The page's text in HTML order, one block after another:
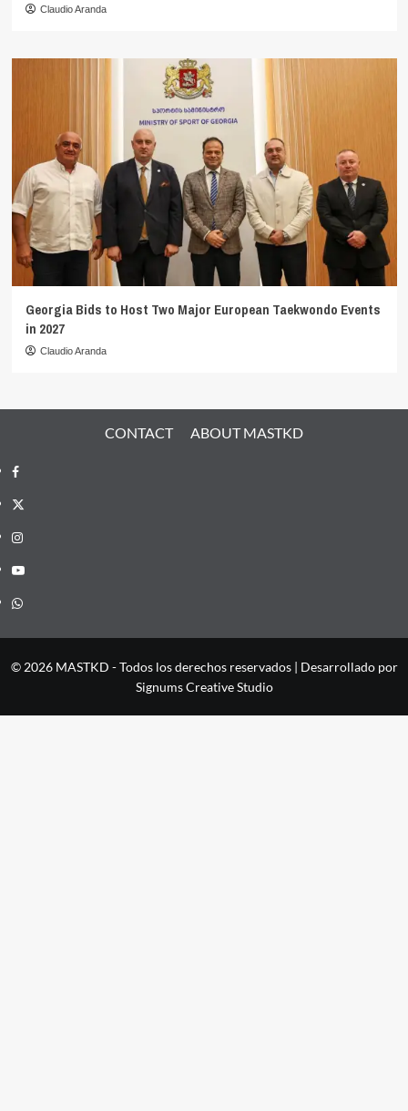
Claudio Aranda
Georgia Bids to Host Two Major European Taekwondo Events
in 2027
Claudio Aranda
CONTACT ABOUT MASTKD
Facebook
X
Instagram
YouTube
Whatsapp